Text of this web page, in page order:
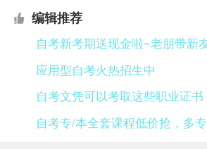
编辑推荐
自考新考期送现金啦~老朋带新
应用型自考火热招生中
自考文凭可以考取这些职业证书
自考专/本全套课程低价抢，多